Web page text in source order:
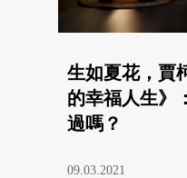
生如夏花，賈
的幸福人生》
過嗎？
09.03.2021